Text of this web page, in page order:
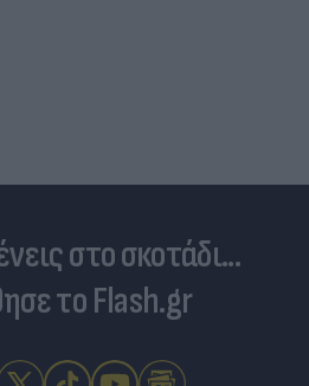
στο σκοτάδι...
το Flash.gr